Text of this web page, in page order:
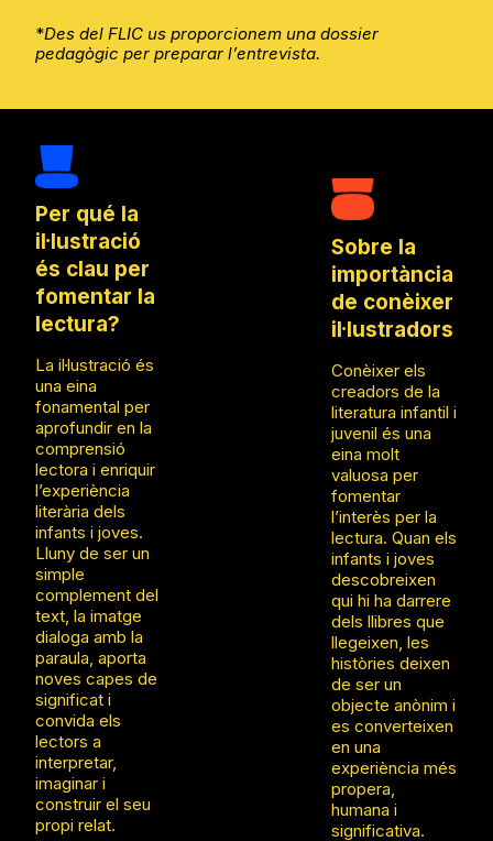
ques.
Fomentar el
el respecte
aportacions
dels altres.
Potenciar la
confiança
en les
pròpies
capacitats
creatives.
el color.
Utilitzar la
motricitat
fina i la
òculo-
manual:
Manipu
lar les
peces
de
constr
ucció
"PlusPl
donar
a
person
atges,
escen
aris o
object
es.
ar
formes
volums
ures
*Des del FLIC us proporcionem una dossier
pedagògic per preparar l’entrevista.
Per qué la
il·lustració
és clau per
fomentar la
lectura?
La il·lustració és
una eina
fonamental per
aprofundir en la
comprensió
lectora i enriquir
l’experiència
literària dels
infants i joves.
Lluny de ser un
simple
complement del
text, la imatge
dialoga amb la
paraula, aporta
noves capes de
significat i
convida els
lectors a
interpretar,
imaginar i
construir el seu
propi relat.
Sobre la
importància
de conèixer
il·lustradors
Conèixer els
creadors de la
literatura infantil i
juvenil és una
eina molt
valuosa per
fomentar
l’interès per la
lectura. Quan els
infants i joves
descobreixen
qui hi ha darrere
dels llibres que
llegeixen, les
històries deixen
de ser un
objecte anònim i
es converteixen
en una
experiència més
propera,
humana i
significativa.